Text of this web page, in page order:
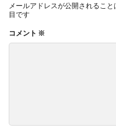
メールアドレスが公開されること
目です
コメント ※